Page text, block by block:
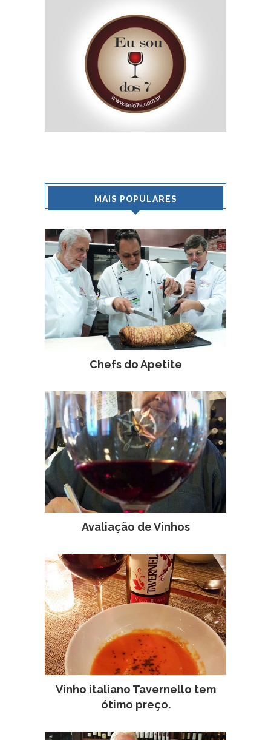
MAIS POPULARES
Chefs do Apetite
Avaliação de Vinhos
Vinho italiano Tavernello tem
ótimo preço.